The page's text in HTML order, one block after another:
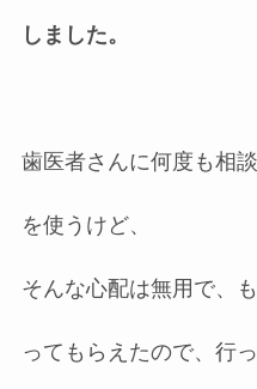
しました。
歯医者さんに何度も相
を使うけど、
そんな心配は無用で、
ってもらえたので、行